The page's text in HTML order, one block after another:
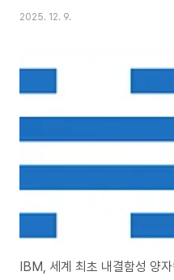
터 포맷'입니다.목차1. 컴퓨터 포맷, 왜
일을 삭제하는 것을 넘어, 저장 장치를
니다. 일반적으로 '공장 초기화
2025. 12. 9.
IBM, 세계 최초 내결함성 양